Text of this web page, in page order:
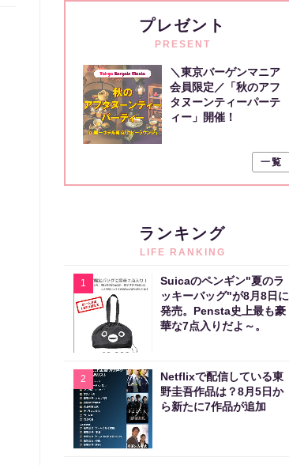
プレゼント
PRESENT
＼東京バーゲンマニア
会員限定／「秋のアフ
タヌーンティーパーテ
ィー」開催！
一覧
ランキング
LIFE RANKING
1
Suicaのペンギン"夏のラ
ッキーバッグ"が8月8日に
発売。Pensta史上最も豪
華な7点入りだよ～。
2
Netflixで配信している東
野圭吾作品は？8月5日か
ら新たに7作品が追加